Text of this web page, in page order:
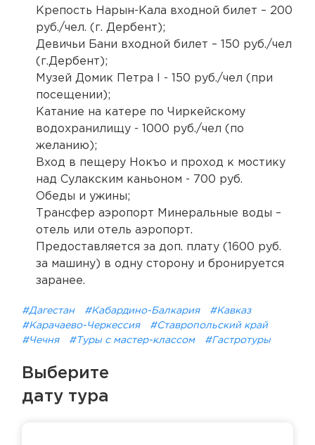
Крепость Нарын-Кала входной билет – 200
руб./чел. (г. Дербент);
Девичьи Бани входной билет – 150 руб./чел
(г.Дербент);
Музей Домик Петра I - 150 руб./чел (при
посещении);
Катание на катере по Чиркейскому
водохранилищу - 1000 руб./чел (по
желанию);
Вход в пещеру Нокъо и проход к мостику
над Сулакским каньоном - 700 руб.
Обеды и ужины;
Трансфер аэропорт Минеральные воды –
отель или отель аэропорт.
Предоставляется за доп. плату (1600 руб.
за машину) в одну сторону и бронируется
заранее.
#Дагестан #Кабардино-Балкария
#Кавказ
#Карачаево-Черкессия
#Ставропольский край
#Чечня
#Туры с мастер-классом #Гастротуры
Выберите
дату тура